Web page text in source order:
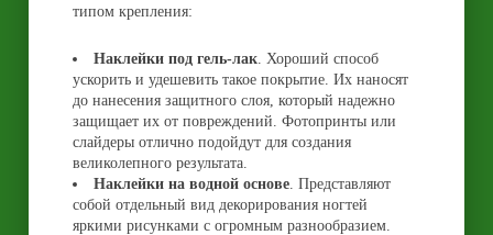
типом крепления:
Наклейки под гель-лак. Хороший способ
ускорить и удешевить такое покрытие. Их наносят
до нанесения защитного слоя, который надежно
защищает их от повреждений. Фотопринты или
слайдеры отлично подойдут для создания
великолепного результата.
Наклейки на водной основе. Представляют
собой отдельный вид декорирования ногтей
яркими рисунками с огромным разнообразием.